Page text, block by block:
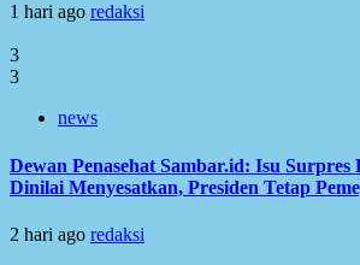
1 hari ago redaksi
3
3
news
Dewan Penasehat Sambar.id: Isu
Dinilai Menyesatkan, Presiden Tetap
2 hari ago redaksi